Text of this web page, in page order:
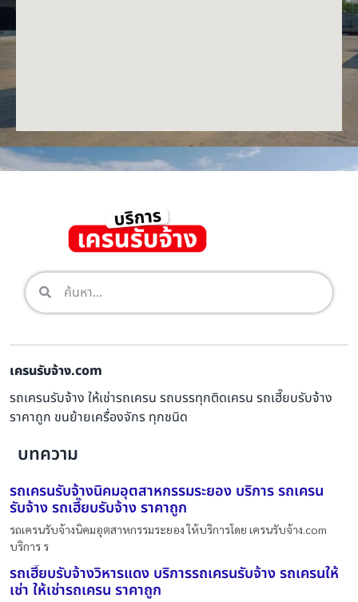
เครนรับจ้าง.com
รถเครนรับจ้าง ให้เช่ารถเครน รถบรรทุกติดเครน รถเฮี๊ยบรับจ้าง
ราคาถูก ขนย้ายเครื่องจักร ทุกชนิด
บทความ
รถเครนรับจ้างนิคมอุตสาหกรรมระยอง บริการ รถเครน
รับจ้าง รถเฮี๊ยบรับจ้าง ราคาถูก
รถเครนรับจ้างนิคมอุตสาหกรรมระยอง ให้บริการโดย เครนรับจ้าง.com
บริการ ร
รถเฮี๊ยบรับจ้างวิหารแดง บริการรถเครนรับจ้าง รถเครนให้
เช่า ให้เช่ารถเครน ราคาถูก